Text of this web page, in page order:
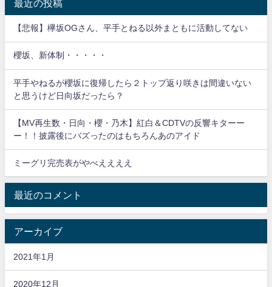
最近の投稿
【悲報】欅坂OGさん、平手とねる以外まともに活動してない
櫻坂、新体制・・・・・
平手やねるが櫻坂に復帰したら２トップ返り咲きは間違いない
と思うけど日向坂だったら？
【MV再生数・日向・櫻・乃木】紅白＆CDTVの反響キターー
ー！！披露後にバズったのはもちろんあのアイド
ミーグリ完売表がやべええええ
最近のコメント
アーカイブ
2021年1月
2020年12月